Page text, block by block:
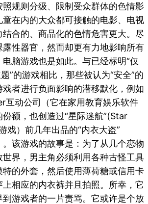
规则分级、限制受众群体的色情影
童在内的大众都可接触的电影、电视
合的、商品化的色情危害更大。尽
性器官，然而却更有力地影响所有
电脑游戏也是如此。与已经标明“仅
”的游戏相比，那些被认为“安全”的
者进行负面影响的潜移默化，例如
互动公司（它在家用教育娱乐软件
额，也创造过“星际迷航”(Star
戏）前几年出品的“内衣大盗”
。该游戏的故事是：为了从几个恋物
界，男主角必须利用各种古怪工具
的外套，然后使用薄荷糖或信用卡
相应的内衣裤并且拍照。所幸，它
游戏者的一片责骂。它或许是个放